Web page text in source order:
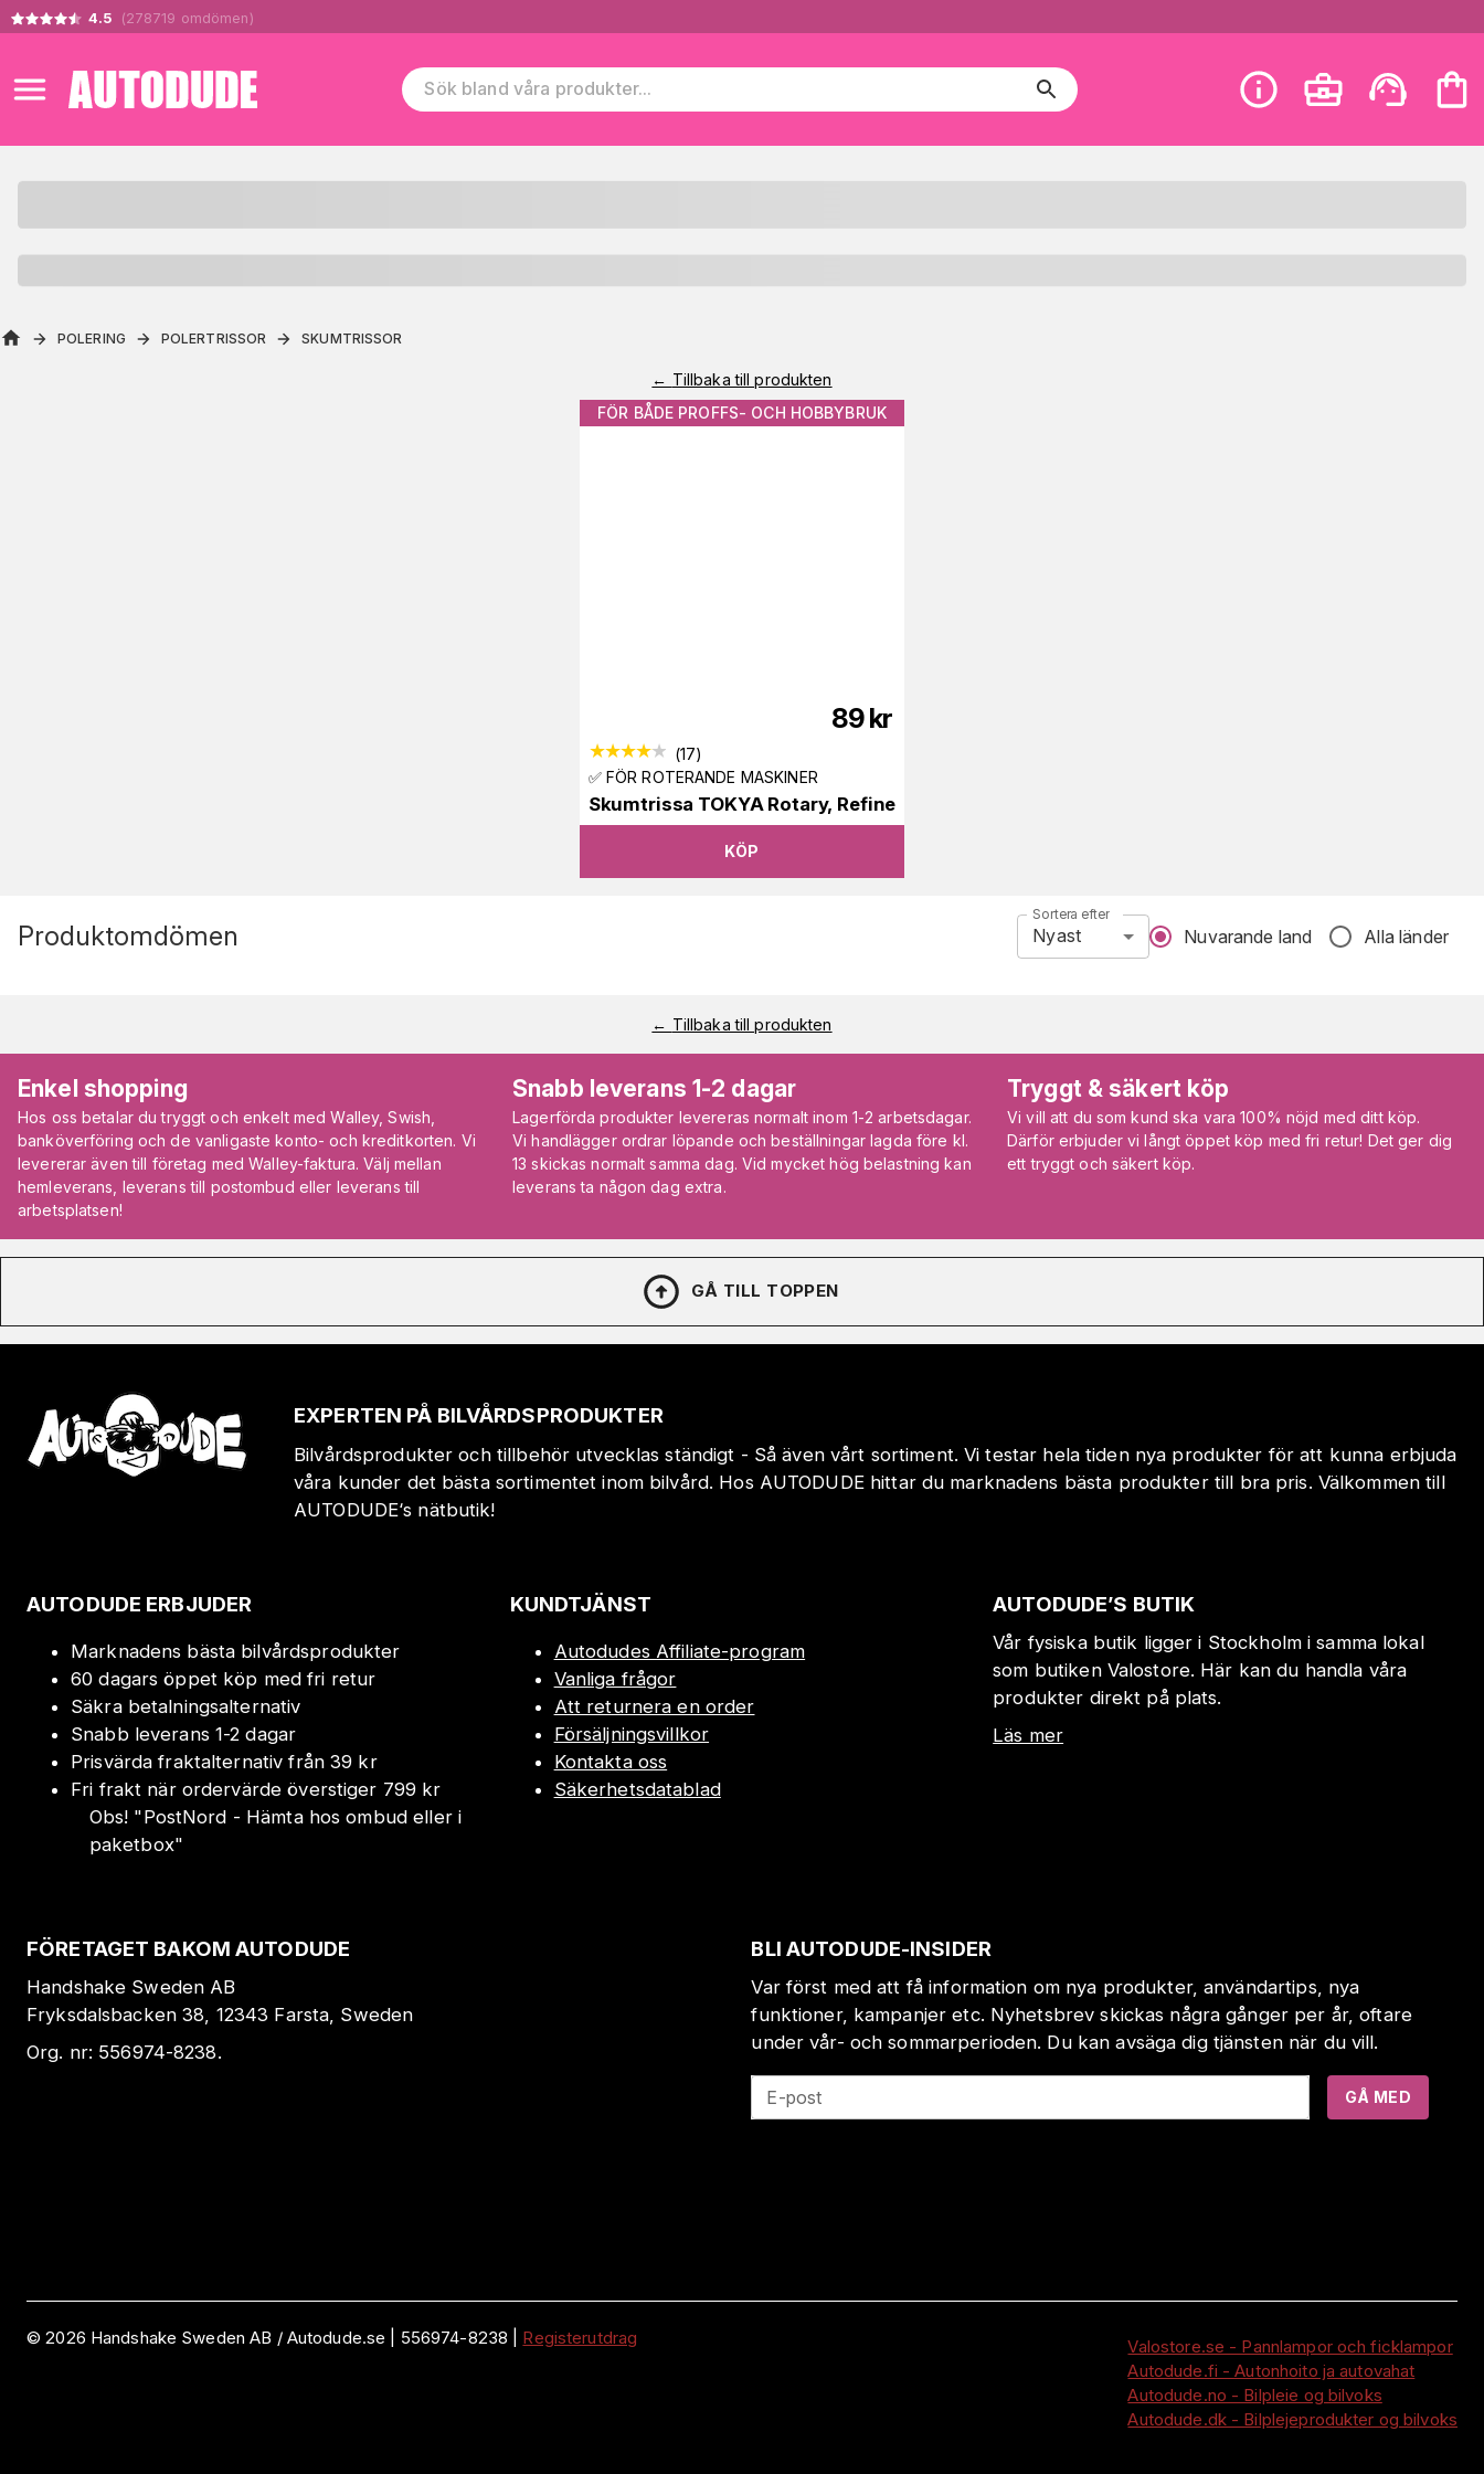
4.5 (278719 omdömen )
POLERING POLERTRISSOR SKUMTRISSOR
← Tillbaka till produkten
FÖR BÅDE PROFFS- OCH HOBBYBRUK
89kr
(17)
✅ FÖR ROTERANDE MASKINER
Skumtrissa TOKYA Rotary, Refine
KÖP
Produktomdömen
Sortera efter
Nyast Nuvarande land Alla länder
← Tillbaka till produkten
Enkel shopping
Hos oss betalar du tryggt och enkelt med Walley, Swish,
banköverföring och de vanligaste konto- och kreditkorten. Vi
levererar även till företag med Walley-faktura. Välj mellan
hemleverans, leverans till postombud eller leverans till
arbetsplatsen!
Snabb leverans 1-2 dagar
Lagerförda produkter levereras normalt inom 1-2 arbetsdagar.
Vi handlägger ordrar löpande och beställningar lagda före kl.
13 skickas normalt samma dag. Vid mycket hög belastning kan
leverans ta någon dag extra.
Tryggt & säkert köp
Vi vill att du som kund ska vara 100% nöjd med ditt köp.
Därför erbjuder vi långt öppet köp med fri retur! Det ger dig
ett tryggt och säkert köp.
GÅ TILL TOPPEN
EXPERTEN PÅ BILVÅRDSPRODUKTER
Bilvårdsprodukter och tillbehör utvecklas ständigt - Så även vårt sortiment. Vi testar hela tiden nya produkter för att kunna erbjuda
våra kunder det bästa sortimentet inom bilvård. Hos AUTODUDE hittar du marknadens bästa produkter till bra pris. Välkommen till
AUTODUDE‘s nätbutik!
AUTODUDE ERBJUDER
Marknadens bästa bilvårdsprodukter
60 dagars öppet köp med fri retur
Säkra betalningsalternativ
Snabb leverans 1-2 dagar
Prisvärda fraktalternativ från 39 kr
Fri frakt när ordervärde överstiger 799 kr
Obs! "PostNord - Hämta hos ombud eller i
paketbox"
KUNDTJÄNST
Autodudes Affiliate-program
Vanliga frågor
Att returnera en order
Försäljningsvillkor
Kontakta oss
Säkerhetsdatablad
AUTODUDE’S BUTIK
Vår fysiska butik ligger i Stockholm i samma lokal
som butiken Valostore. Här kan du handla våra
produkter direkt på plats.
Läs mer
FÖRETAGET BAKOM AUTODUDE
Handshake Sweden AB
Fryksdalsbacken 38, 12343 Farsta, Sweden
Org. nr: 556974-8238.
BLI AUTODUDE-INSIDER
Var först med att få information om nya produkter, användartips, nya
funktioner, kampanjer etc. Nyhetsbrev skickas några gånger per år, oftare
under vår- och sommarperioden. Du kan avsäga dig tjänsten när du vill.
E-post GÅ MED
©2026 Handshake Sweden AB / Autodude.se | 556974-8238 Registerutdrag
Valostore.se - Pannlampor och ficklampor
Autodude.fi - Autonhoito ja autovahat
Autodude.no - Bilpleie og bilvoks
Autodude.dk - Bilplejeprodukter og bilvoks